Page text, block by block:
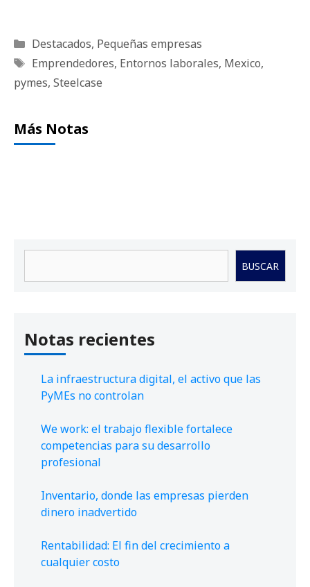
Categorías
Destacados, Pequeñas empresas
Etiquetas
Emprendedores, Entornos laborales, Mexico,
pymes, Steelcase
Más Notas
BUSCAR
Notas recientes
La infraestructura digital, el activo que las
PyMEs no controlan
We work: el trabajo flexible fortalece
competencias para su desarrollo
profesional
Inventario, donde las empresas pierden
dinero inadvertido
Rentabilidad: El fin del crecimiento a
cualquier costo